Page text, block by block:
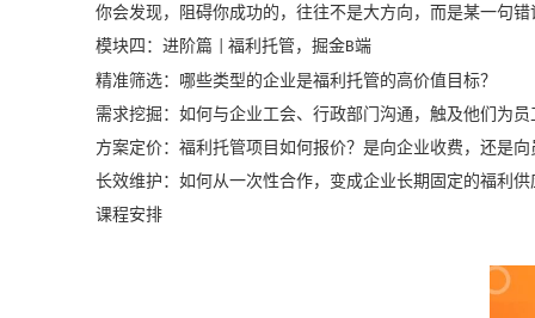
你会发现，阻碍你成功的，往往不是大方向，而是某一句
模块四：进阶篇
福利托管，掘金B端
精准筛选： 哪些类型的企业是福利托管的高价值目标？
需求挖掘： 如何与企业工会、行政部门沟通，触及他们为员
方案定价： 福利托管项目如何报价？是向企业收费，还是
长效维护： 如何从一次性合作，变成企业长期固定的福利供
课程安排